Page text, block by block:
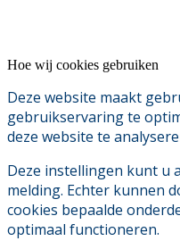
Hoe wij cookies gebruiken
Deze website maakt
gebruikservaring te
deze website te
Deze instellingen kunt u
melding. Echter kunnen
cookies bepaalde
optimaal functioneren.